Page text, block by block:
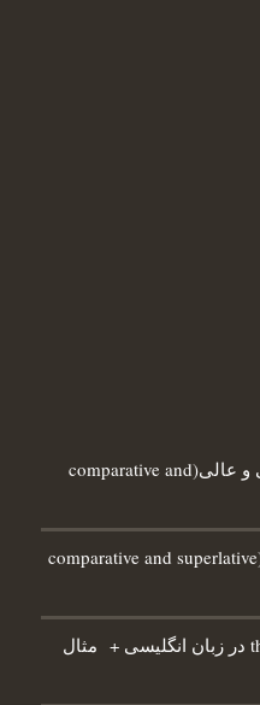
قید های تفضیلی و عالی(comparative and
قید های تفضیلی و عالی(comparative and superlative
کاربردهای معنایی then در زبان انگلیسی + مثال